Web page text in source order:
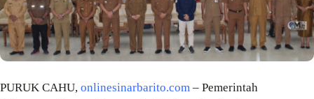
PURUK CAHU, onlinesinarbarito.com – Pemerintah